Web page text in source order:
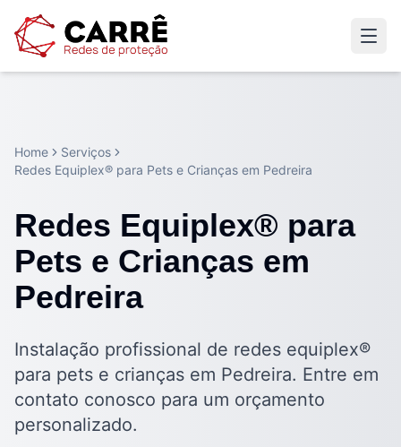
Home
Serviços
Redes Equiplex® para Pets e Crianças em Pedreira
Redes Equiplex® para
Pets e Crianças em
Pedreira
Instalação profissional de redes equiplex®
para pets e crianças em Pedreira. Entre em
contato conosco para um orçamento
personalizado.